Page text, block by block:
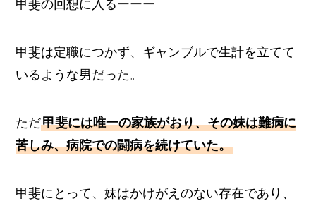
甲斐の回想に入るーーー
甲斐は定職につかず、ギャンブルで生計を立てて
いるような男だった。
ただ甲斐には唯一の家族がおり、その妹は難病に
苦しみ、病院での闘病を続けていた。
甲斐にとって、妹はかけがえのない存在であり、